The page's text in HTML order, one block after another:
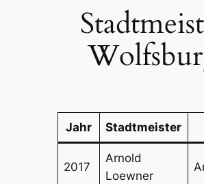
Jahr Stadtmeister
2017
Arnold
Loewner